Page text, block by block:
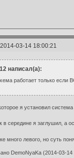
2014-03-14 18:00:21
написал(а):
работает только если
я установил
в середине я заглушил, а
много левого, но суть
DemoNyaKa (2014-03-14